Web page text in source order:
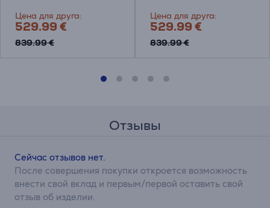
Цена для друга:
529.99 €
839.99 €
Цена для друга:
529.99 €
839.99 €
Отзывы
Сейчас отзывов нет.
После совершения покупки откроется возможность
внести свой вклад и первым/первой оставить свой
отзыв об изделии.